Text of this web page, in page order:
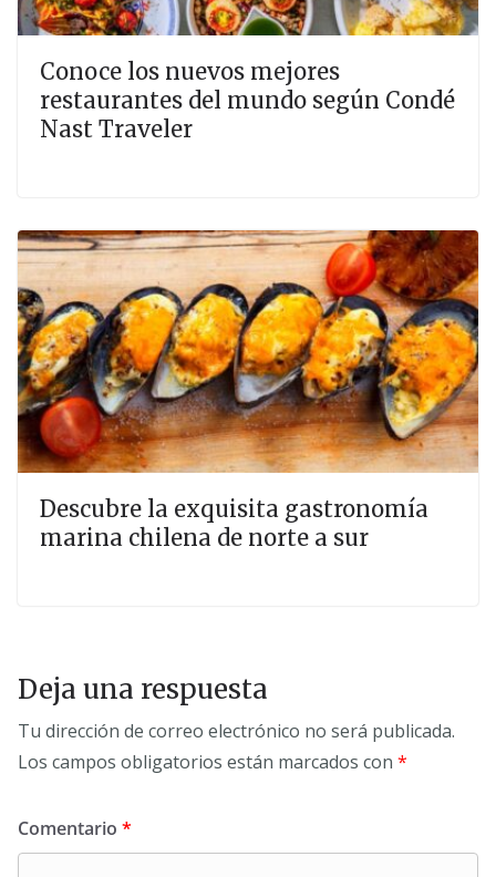
Conoce los nuevos mejores
restaurantes del mundo según Condé
Nast Traveler
Descubre la exquisita gastronomía
marina chilena de norte a sur
Deja una respuesta
Tu dirección de correo electrónico no será publicada.
Los campos obligatorios están marcados con *
Comentario *